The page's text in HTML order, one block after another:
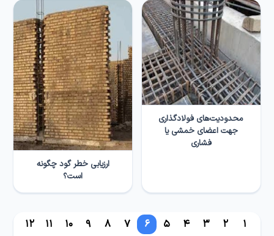
محدودیت‌های فولادگذاری
جهت اعضای خمشی یا
فشاری
ارزیابی خطر گود چگونه
است؟
1
2
3
4
5
6
7
8
9
10
11
12